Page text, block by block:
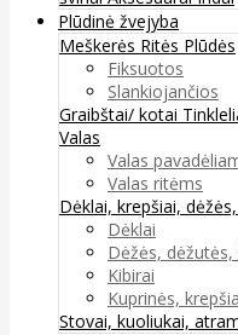
Plūdinė žvejyba
Meškerės Ritės Plūdės
Fiksuotos
Slankiojančios
Graibštai/ kotai
Valas
Valas
Valas ritėms
Dėklai, krepšiai,
Dėklai
Dėžės, dėžutės,
Kibirai
Kuprinės,
Stovai, kuoliukai,